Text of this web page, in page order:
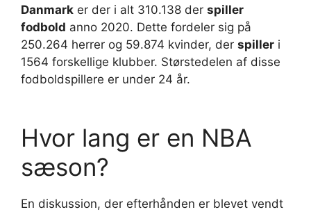
Danmark er der i alt 310.138 der spiller
fodbold anno 2020. Dette fordeler sig på
250.264 herrer og 59.874 kvinder, der spiller i
1564 forskellige klubber. Størstedelen af disse
fodboldspillere er under 24 år.
Hvor lang er en NBA
sæson?
En diskussion, der efterhånden er blevet vendt